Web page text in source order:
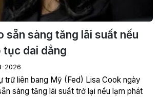
sẵn sàng tăng lãi suất nếu
tục dai dẳng
2026
trữ liên bang Mỹ (Fed) Lisa Cook ngày
sàng tăng lãi suất trở lại nếu lạm phát